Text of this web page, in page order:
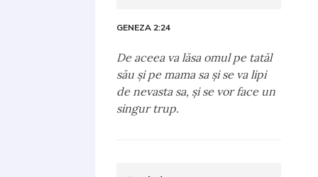
GENEZA 2:24
De aceea va lăsa omul pe tatăl
său şi pe mama sa şi se va lipi
de nevasta sa, şi se vor face un
singur trup.